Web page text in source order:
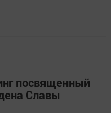
посвященный
Славы